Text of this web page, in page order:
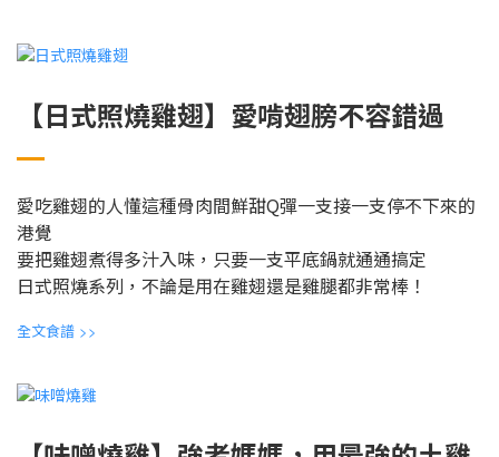
【日式照燒雞翅】愛啃翅膀不容錯過
愛吃雞翅的人懂這種骨肉間鮮甜Q彈一支接一支停不下來的
港覺
要把雞翅煮得多汁入味，只要一支平底鍋就通通搞定
日式照燒系列，不論是用在雞翅還是雞腿都非常棒！
全文食譜 >>